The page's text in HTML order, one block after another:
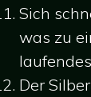
Sich
was zu
Der